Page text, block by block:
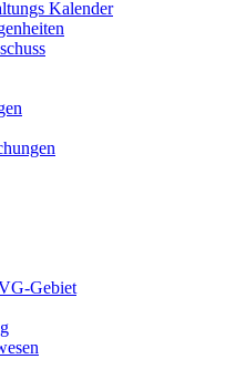
Kalender
Gebiet